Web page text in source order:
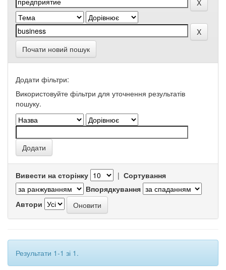
Почати новий пошук
Додати фільтри:
Використовуйте фільтри для уточнення результатів
пошуку.
Вивести на сторінку | Сортування
Впорядкування
Автори
Результати 1-1 зі 1.